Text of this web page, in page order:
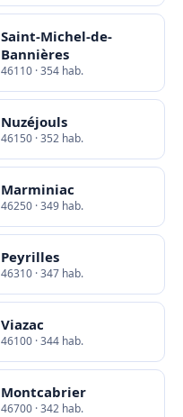
Saint-Michel-de-
Bannières
46110 · 354 hab.
Nuzéjouls
46150 · 352 hab.
Marminiac
46250 · 349 hab.
Peyrilles
46310 · 347 hab.
Viazac
46100 · 344 hab.
Montcabrier
46700 · 342 hab.